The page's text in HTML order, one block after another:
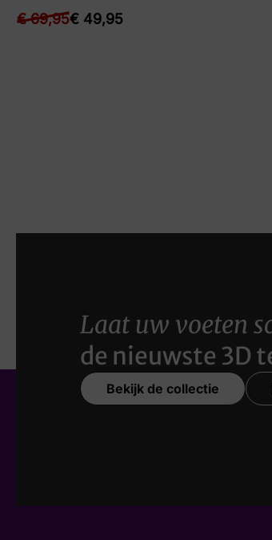
€69,95€ 49,95
Laat uw voeten
de nieuwste 3D
Bekijk de collectie